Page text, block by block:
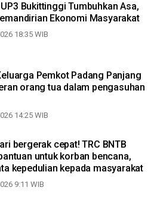
Bukittinggi Tumbuhkan Asa,
Ekonomi Masyarakat
18:35 WIB
Pemkot Padang Panjang
orang tua dalam pengasuhan
14:25 WIB
bergerak cepat! TRC BNTB
untuk korban bencana,
kepedulian kepada masyarakat
9:11 WIB